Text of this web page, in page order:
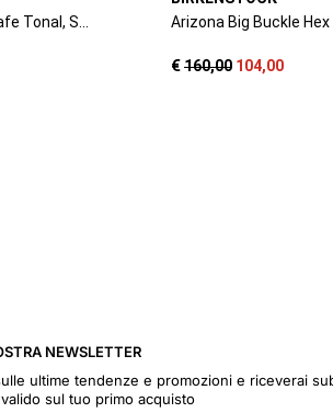
NEWSLETTER
ultime tendenze e promozioni e riceverai
valido sul tuo primo acquisto